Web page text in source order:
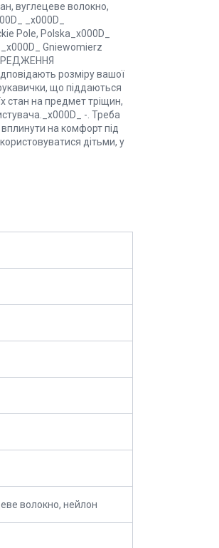
вуглецеве волокно,
_x000D_
Pole, Polska_x000D_
Gniewomierz
розміру вашої
що піддаються
стан на предмет тріщин,
-. Треба
на комфорт під
дітьми, у
волокно, нейлон